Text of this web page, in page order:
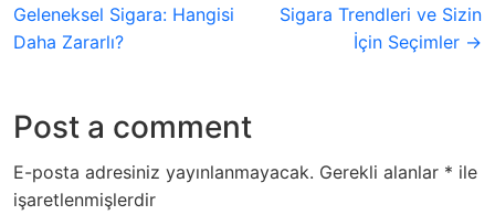
Geleneksel Sigara: Hangisi
Daha Zararlı?
Sigara Trendleri ve Sizin
İçin Seçimler →
Post a comment
E-posta adresiniz yayınlanmayacak. Gerekli alanlar * ile
işaretlenmişlerdir